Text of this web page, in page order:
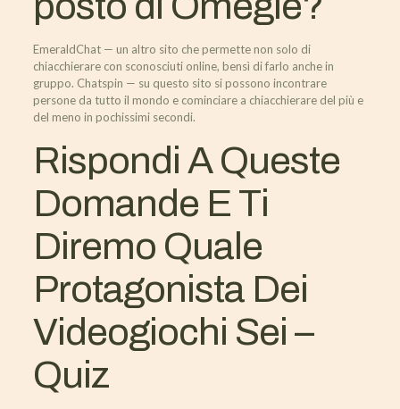
EmeraldChat — un altro sito che permette non solo di
chiacchierare con sconosciuti online, bensì di farlo anche in
gruppo. Chatspin — su questo sito si possono incontrare
persone da tutto il mondo e cominciare a chiacchierare del più e
del meno in pochissimi secondi.
Rispondi A Queste
Domande E Ti
Diremo Quale
Protagonista Dei
Videogiochi Sei –
Quiz